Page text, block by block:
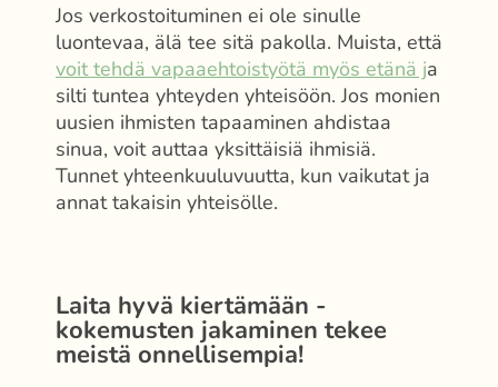
Jos verkostoituminen ei ole sinulle
luontevaa, älä tee sitä pakolla. Muista, että
voit tehdä vapaaehtoistyötä myös etänä ja
silti tuntea yhteyden yhteisöön. Jos monien
uusien ihmisten tapaaminen ahdistaa
sinua, voit auttaa yksittäisiä ihmisiä.
Tunnet yhteenkuuluvuutta, kun vaikutat ja
annat takaisin yhteisölle.
Laita hyvä kiertämään -
kokemusten jakaminen tekee
meistä onnellisempia!